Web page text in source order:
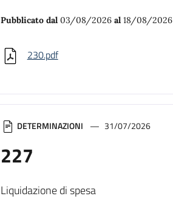
Pubblicato dal 03/08/2026 al18/08/2026
230.pdf
DETERMINAZIONI 31/07/2026
227
Liquidazione di spesa